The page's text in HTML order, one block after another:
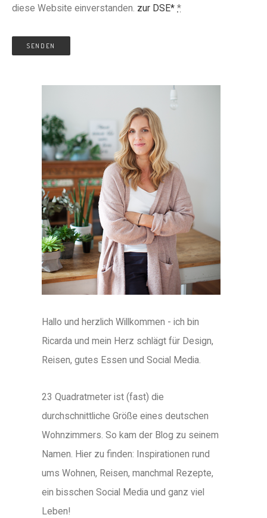
diese Website einverstanden. zur DSE* *
Hallo und herzlich Willkommen - ich bin
Ricarda und mein Herz schlägt für Design,
Reisen, gutes Essen und Social Media.
23 Quadratmeter ist (fast) die
durchschnittliche Größe eines deutschen
Wohnzimmers. So kam der Blog zu seinem
Namen. Hier zu finden: Inspirationen rund
ums Wohnen, Reisen, manchmal Rezepte,
ein bisschen Social Media und ganz viel
Leben!